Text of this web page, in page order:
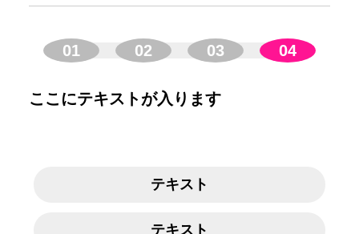
ここにテキストが入ります
01 02 03 04
テキスト
テキスト